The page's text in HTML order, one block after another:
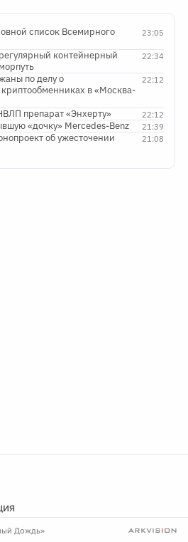
23:05
список Всемирного
22:34
контейнерный
22:12
по делу о
в «Москва-
22:12
препарат «Энхерту»
21:39
«дочку» Mercedes-Benz
21:08
об ужесточении
Дождь»